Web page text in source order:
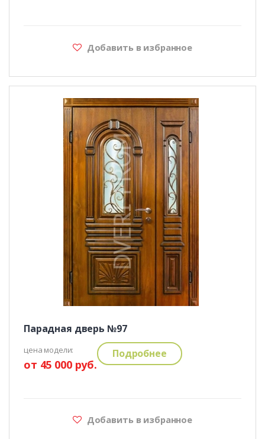
Добавить в избранное
Парадная дверь №97
цена модели:
от 45 000 руб.
Подробнее
Добавить в избранное